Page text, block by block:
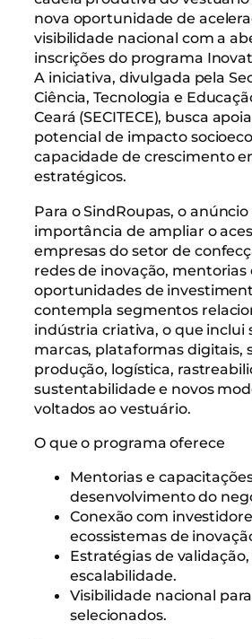
nova oportunidade de
visibilidade nacional com a
inscrições do programa
A iniciativa, divulgada pela
Ciência, Tecnologia e
Ceará (SECITECE), busca
potencial de impacto
capacidade de crescimento
estratégicos.
Para o SindRoupas, o
importância de ampliar o
empresas do setor de
redes de inovação, mentorias
oportunidades de
contempla segmentos
indústria criativa, o que inclui
marcas, plataformas digitais,
produção, logística,
sustentabilidade e novos
voltados ao vestuário.
O que o programa oferece
Mentorias e
desenvolvimento do
Conexão com
ecossistemas de
Estratégias de
escalabilidade.
Visibilidade nacional
selecionados.